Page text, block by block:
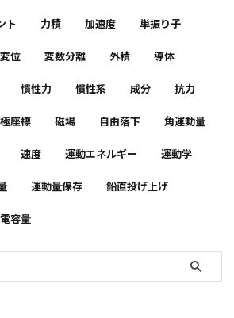
ト 力積 加速度 単振り子
変位 変数分離 外積 導体
慣性力 慣性系 成分 抗力
極座標 磁場 自由落下 角運動量
速度 運動エネルギー 運動学
運動量保存 鉛直投げ上げ
容量